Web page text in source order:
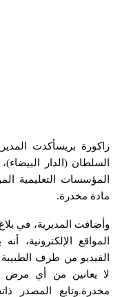
زاكورة بريسأكدت
السلطان (الدار
المؤسسات التعليمية
مادة مخدرة.
وأضافت المديرية، في
المواقع
الفيديو من طرف
لا يعانين من أي مرض
مخدرة.وتابع المصدر